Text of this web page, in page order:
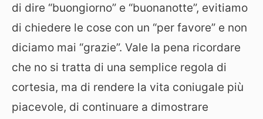
di dire “buongiorno” e “buonanotte”, evitiamo
di chiedere le cose con un “per favore” e non
diciamo mai “grazie”. Vale la pena ricordare
che no si tratta di una semplice regola di
cortesia, ma di rendere la vita coniugale più
piacevole, di continuare a dimostrare